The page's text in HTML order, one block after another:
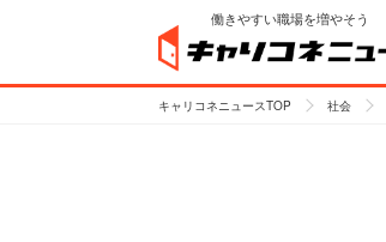
働きやすい職場を増やそう
キャリコネニュースTOP 社会